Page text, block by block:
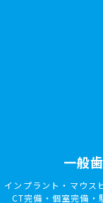
一般
インプラント・マウス
CT完備・個室完備・